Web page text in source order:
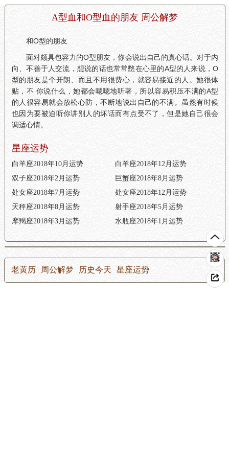
A型血和O型血的朋友 周公解梦
和O型的朋友
面对颇具包容力的O型朋友，你会说出自己的真心话。对于内
向、不善于人交流，想说的话也常常憋在心里的A型的人来说，O
型的朋友是个开朗、而且不用很费心，就容易接近的人。她很体
贴，不 你说什么，她都会嗯嗯地听著，所以容易积压不满的A型
的人很容易就会放松心防，不断地说出自己的不满。虽然有时候
也因为要被迫听你讲别人的坏话而有点受不了，但是她自己很会
调适心情。
星座运势
白羊座2018年10月运势
白羊座2018年12月运势
双子座2018年2月运势
巨蟹座2018年8月运势
处女座2018年7月运势
处女座2018年12月运势
天秤座2018年8月运势
射手座2018年5月运势
摩羯座2018年3月运势
水瓶座2018年1月运势
老黄历 周公解梦 历史今天 星座运势